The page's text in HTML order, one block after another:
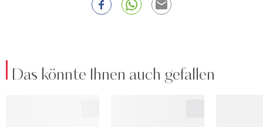
Das könnte Ihnen auch gefallen